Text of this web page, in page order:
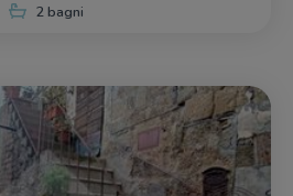
2 bagni